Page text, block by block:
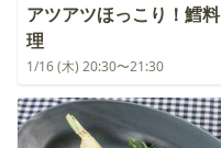
アツアツほっこり！鱈料
理
1/16 (木) 20:30〜21:30